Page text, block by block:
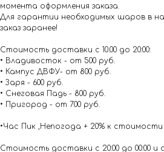
момента оформления заказа.
Для гарантии необходимых шаров в
заказ заранее!
Стоимость доставки с 10.00 до 20:00:
• Владивосток - от 500 руб.
• Кампус ДВФУ- от 800 руб.
• Заря - 600 руб.
• Снеговая Падь - 800 руб.
• Пригород - от 700 руб.
•Час Пик ,Непогода + 20% к
Стоимость доставки с 20:00 до 00:00 и с